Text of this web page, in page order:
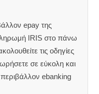
epay της
IRIS στο πάνω
τις οδηγίες
σε εύκολη και
ebanking